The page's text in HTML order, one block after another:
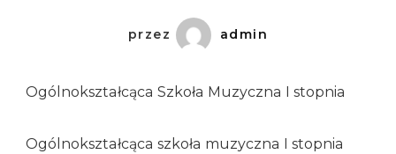
przez admin
Ogólnokształcąca Szkoła Muzyczna I stopnia
Ogólnokształcąca szkoła muzyczna I stopnia